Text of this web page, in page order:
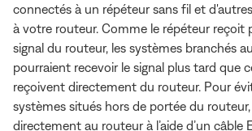
connectés à un répéteur sans fil et
à votre routeur. Comme le répéteur reçoit
signal du routeur, les systèmes branchés
pourraient recevoir le signal plus tard que
reçoivent directement du routeur. Pour
systèmes situés hors de portée du
directement au routeur à l’aide d’un câble